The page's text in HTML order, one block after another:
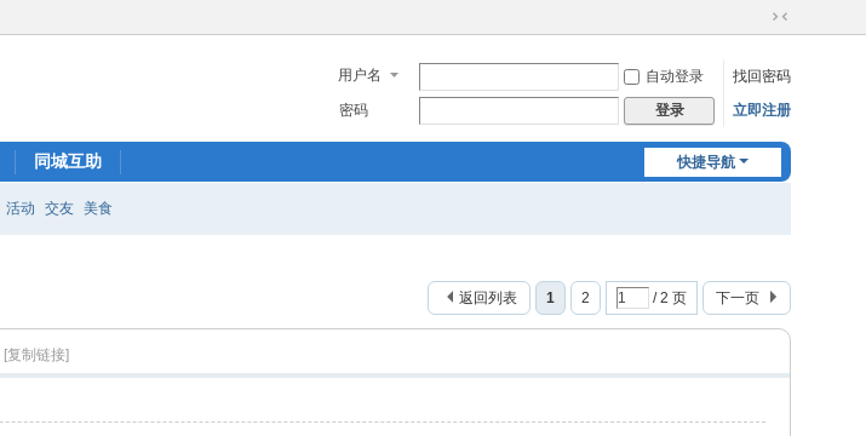
切
到
窄
用户名 自动登录
找回密码
密码
登录 立即注册
快捷导航
同城互助
活动 交友 美食
1 2 / 2 页 下一页
返回列表
[复制链接]